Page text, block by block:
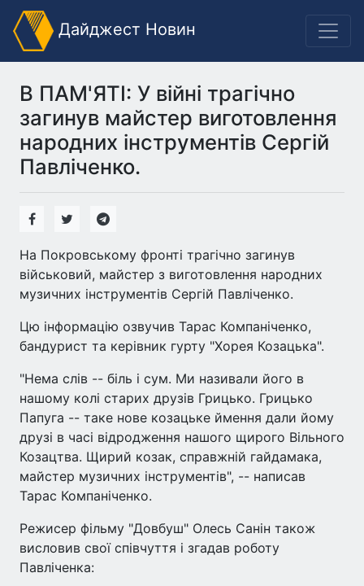
Дайджест Новин
В ПАМ'ЯТІ: У війні трагічно
загинув майстер виготовлення
народних інструментів Сергій
Павліченко.
На Покровському фронті трагічно загинув
військовий, майстер з виготовлення народних
музичних інструментів Сергій Павліченко.
Цю інформацію озвучив Тарас Компаніченко,
бандурист та керівник гурту "Хорея Козацька".
"Нема слів -- біль і сум. Ми називали його в
нашому колі старих друзів Грицько. Грицько
Папуга -- таке нове козацьке ймення дали йому
друзі в часі відродження нашого щирого Вільного
Козацтва. Щирий козак, справжній гайдамака,
майстер музичних інструментів", -- написав
Тарас Компаніченко.
Режисер фільму "Довбуш" Олесь Санін також
висловив свої співчуття і згадав роботу
Павліченка: